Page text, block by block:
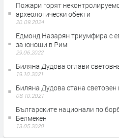
Пожари горят
археологически обекти
20.09.2024
Едмонд Назарян триумфира с
за юноши в Рим
29.06.2022
Биляна Дудова оглави
19.10.2021
Биляна Дудова стана
08.10.2021
Българските национали по
Белмекен
13.05.2020